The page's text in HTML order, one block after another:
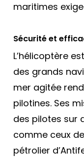
maritimes
Sécurité et
L’hélicoptère
des grands
mer agitée
pilotines. Ses
des pilotes sur
comme ceux
pétrolier